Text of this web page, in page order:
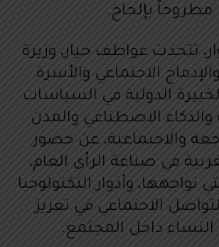
مطروحاً بإلحاح.
تتحدث عواطف حيار، وزيرة
الاجتماعي والأسرة
الدولية في السياسات
والذكاء الاصطناعي والمدن
والاجتماعية، عن حضور
في صناعة الرأي العام،
تواجهها، وأدوار التكنولوجيا
الاجتماعي في تعزيز
داخل المجتمع.